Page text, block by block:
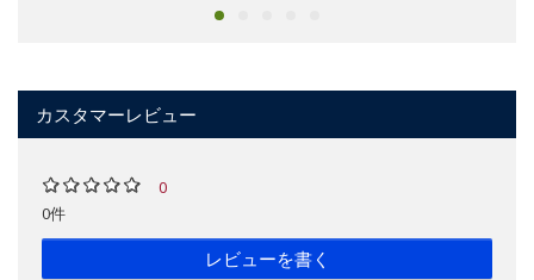
カスタマーレビュー
0
0件
レビューを書く